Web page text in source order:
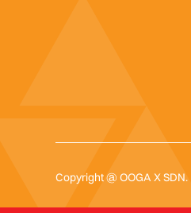
Copyright @ OOGA X